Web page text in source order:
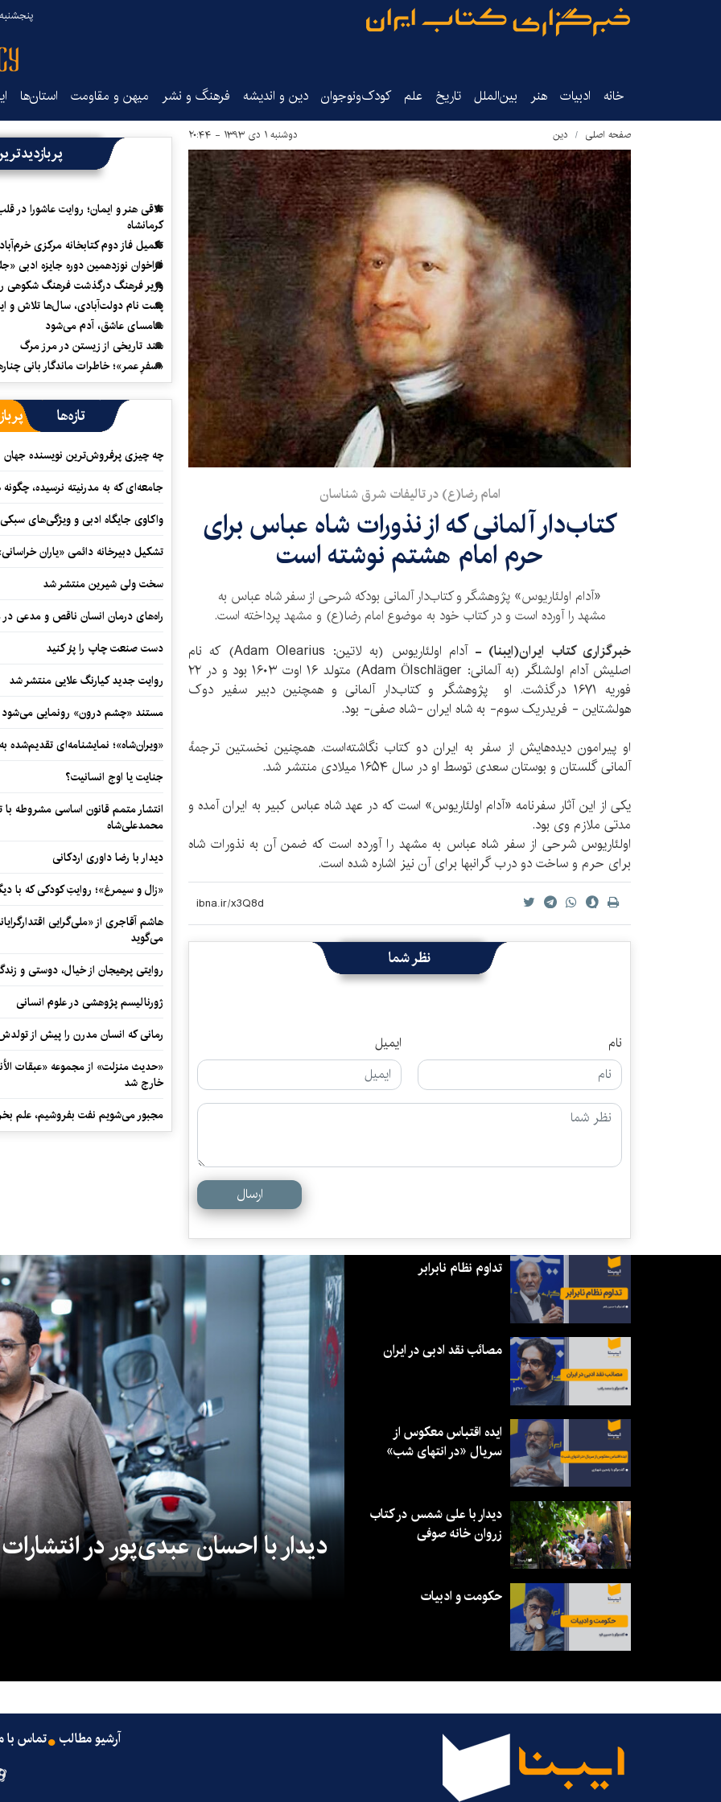
پنجشنبه ۱۵ مرداد
خانه ادبیات هنر بین‌الملل تاریخ‌ علم کودک‌ونوجوان دین و اندیشه فرهنگ و نشر میهن و مقاومت استان‌ها
صفحه اصلی دین‌ دوشنبه ۱ دی ۱۳۹۳ - ۲۰:۴۴
امام رضا(ع) در تالیفات شرق شناسان
کتاب‌دار آلمانی که از نذورات شاه عباس برای
حرم امام هشتم نوشته است
«آدام اولئاریوس» پژوهشگر و کتاب‌دار آلمانی بودکه شرحی از سفر شاه عباس به
مشهد را آورده است و در کتاب خود به موضوع امام رضا(ع) و مشهد پرداخته است.
خبرگزاری کتاب ایران(ایبنا) -
آدام اولئاریوس (به لاتین: Adam Olearius) که نام
اصلیش آدام اولشلگر (به آلمانی: Adam Ölschläger) متولد ۱۶ اوت ۱۶۰۳ بود و در ۲۲
فوریه ۱۶۷۱ درگذشت. او پژوهشگر و کتاب‌دار آلمانی و همچنین دبیر سفیر دوک
هولشتاین - فریدریک سوم- به شاه ایران -شاه صفی- بود.
او پیرامون دیده‌هایش از سفر به ایران دو کتاب نگاشته‌است. همچنین نخستین ترجمهٔ
آلمانی گلستان و بوستان سعدی توسط او در سال ۱۶۵۴ میلادی منتشر شد.
یكی از این آثار سفرنامه «آدام اولئاریوس» است كه در عهد شاه عباس كبیر به ایران آمده و
مدتی ملازم وی بود.
اولئاریوس شرحی از سفر شاه عباس به مشهد را آورده است كه ضمن آن به نذورات شاه
برای حرم و ساخت دو درب گرانبها برای آن نیز اشاره شده است.
نظر شما
نام ایمیل
ارسال
تلاقی هنر و ایمان؛ روایت عاشورا در
کرمانشاه
تکمیل فاز دوم کتابخانه مرکزی
فراخوان نوزدهمین دوره جایزه ادبی
وزیر فرهنگ درگذشت فرهنگ شکوهی
پشت نام دولت‌آبادی، سال‌ها تلاش و
سامسای عاشق، آدم می‌شود
سند تاریخی از زیستن در مرز مرگ
«سفرِ عمر»؛ خاطرات ماندگار بانی
تازه‌ها
چه چیزی پرفروش‌ترین نویسنده جهان
جامعه‌ای که به مدرنیته نرسیده،
واکاوی جایگاه ادبی و ویژگی‌های
تشکیل دبیرخانه دائمی «یاران
سخت ولی شیرین منتشر شد
راه‌های درمان انسان ناقص و مدعی
دست صنعت چاپ را پرُ کنید
روایت جدید کیارنگ علایی منتشر شد
مستند «چشم درون» رونمایی می‌شود
«ویران‌شاه»؛ نمایشنامه‌ای تقدیم‌شده
جنایت یا اوج انسانیت؟
انتشار متمم قانون اساسی مشروطه
محمدعلی‌شاه
دیدار با رضا داوری اردکانی
«زال و سیمرغ»؛ روایتِ کودکی که با
هاشم آقاجری از «ملی‌گرایی
می‌گوید
روایتی پرهیجان از خیال، دوستی و
ژورنالیسم پژوهشی در علوم انسانی
رمانی که انسان مدرن را پیش از
«حدیث منزلت» از مجموعه «عبقات
خارج شد
مجبور می‌شویم نفت بفروشیم، علم
دیدار با احسان عبدی‌پور در
تداوم نظام نابرابر
مصائب نقد ادبی در ایران
ایده اقتباس معکوس از
سریال «در انتهای شب»
دیدار با علی شمس در کتاب
زروان خانه صوفی
حکومت و ادبیات
آرشیو مطالب تماس با